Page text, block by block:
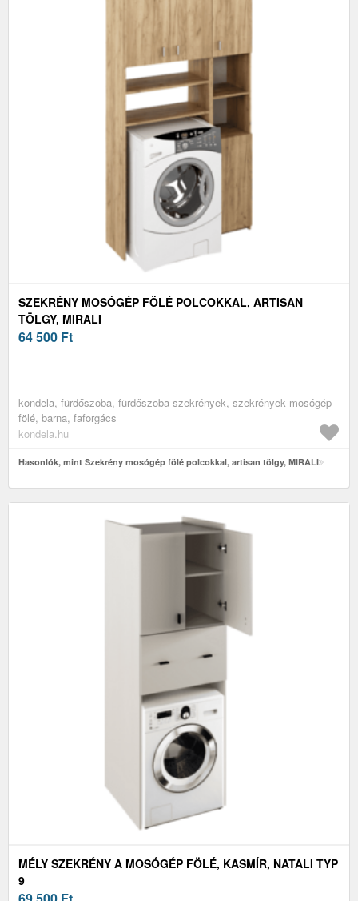
SZEKRÉNY MOSÓGÉP FÖLÉ POLCOKKAL, ARTISAN
TÖLGY, MIRALI
64 500 Ft
kondela, fürdőszoba, fürdőszoba szekrények, szekrények mosógép
fölé, barna, faforgács
kondela.hu
Hasonlók, mint Szekrény mosógép fölé polcokkal, artisan tölgy, MIRALI
MÉLY SZEKRÉNY A MOSÓGÉP FÖLÉ, KASMÍR, NATALI TYP
9